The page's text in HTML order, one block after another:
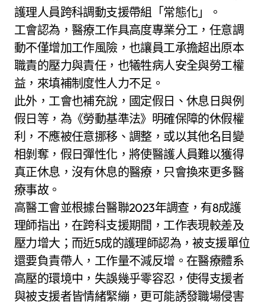
護理人員跨科調動支援帶組「常態化」。
工會認為，醫療工作具高度專業分工，任意調
動不僅增加工作風險，也讓員工承擔超出原本
職責的壓力與責任，也犧牲病人安全與勞工權
益，來填補制度性人力不足。
此外，工會也補充說，國定假日、休息日與例
假日等，為《勞動基準法》明確保障的休假權
利，不應被任意挪移、調整，或以其他名目變
相剝奪，假日彈性化，將使醫護人員難以獲得
真正休息，沒有休息的醫療，只會換來更多醫
療事故。
高醫工會並根據台醫聯2023年調查，有8成護
理師指出，在跨科支援期間，工作表現較差及
壓力增大；而近5成的護理師認為，被支援單位
還要負責帶人，工作量不減反增。在醫療體系
高壓的環境中，失誤幾乎零容忍，使得支援者
與被支援者皆情緒緊繃，更可能誘發職場侵害